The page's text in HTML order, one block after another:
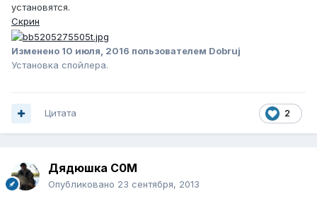
установятся.
Скрин
Изменено 10 июля, 2016 пользователем Dobruj
Установка спойлера.
2
Цитата
Дядюшка С0М
Опубликовано 23 сентября, 2013